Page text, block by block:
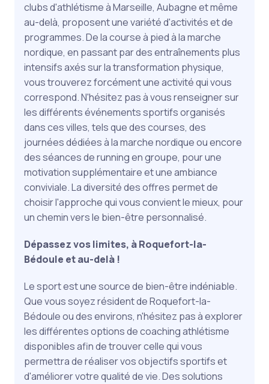
clubs d'athlétisme à Marseille, Aubagne et même
au-delà, proposent une variété d'activités et de
programmes. De la course à pied à la marche
nordique, en passant par des entraînements plus
intensifs axés sur la transformation physique,
vous trouverez forcément une activité qui vous
correspond. N'hésitez pas à vous renseigner sur
les différents événements sportifs organisés
dans ces villes, tels que des courses, des
journées dédiées à la marche nordique ou encore
des séances de running en groupe, pour une
motivation supplémentaire et une ambiance
conviviale. La diversité des offres permet de
choisir l'approche qui vous convient le mieux, pour
un chemin vers le bien-être personnalisé.
Dépassez vos limites, à Roquefort-la-
Bédoule et au-delà !
Le sport est une source de bien-être indéniable.
Que vous soyez résident de Roquefort-la-
Bédoule ou des environs, n'hésitez pas à explorer
les différentes options de coaching athlétisme
disponibles afin de trouver celle qui vous
permettra de réaliser vos objectifs sportifs et
d'améliorer votre qualité de vie. Des solutions